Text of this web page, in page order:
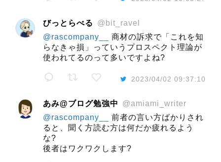
びっとらべる
@bit_ravel
@rascompany__
商材の訴求で「これを知
らなきゃ損」っていうプロスペクト理論が
使われてるのって多いですよね?
2023/04/02 09:37:10
あみ@ブログ勉強中
@amiami_writer
@rascompany__
前者の言い方ばかりされ
ると、聞く方読む方は何だか疲れるよう
な?
後者はワクワクします?